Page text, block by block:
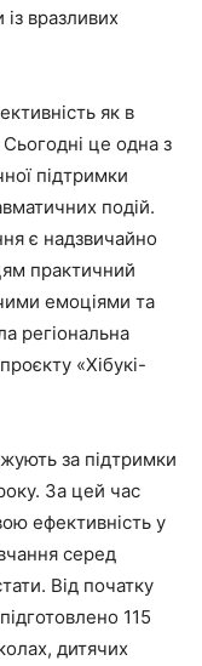
вразливих
як в
Сьогодні це одна з
підтримки
подій.
є надзвичайно
практичний
емоціями та
регіональна
«Хібукі-
за підтримки
За цей час
ефективність у
серед
Від початку
115
дитячих